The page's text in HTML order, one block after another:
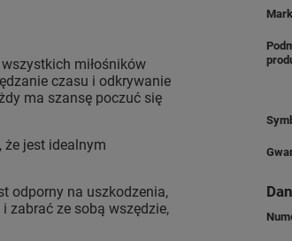
miłośników
czasu i odkrywanie
ma szansę poczuć się
że jest idealnym
odporny na uszkodzenia,
zabrać ze sobą wszędzie,